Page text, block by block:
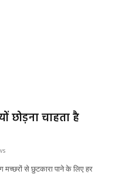
छोड़ना चाहता है
से छुटकारा पाने के लिए हर